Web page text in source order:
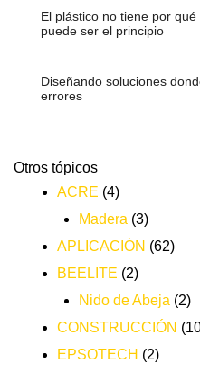
El plástico no tiene por
puede ser el principio
Diseñando soluciones
errores
Otros tópicos
ACRE (4)
Madera (3)
APLICACIÓN (62)
BEELITE (2)
Nido de Abeja (2)
CONSTRUCCIÓN
EPSOTECH (2)